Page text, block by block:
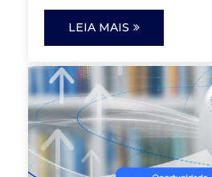
LEIA MAIS